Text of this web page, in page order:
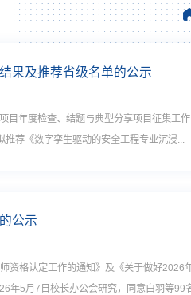
果及推荐省级名单的公示
年度检查、结题与典型分享项目征集工
荐《数字孪生驱动的安全工程专业沉浸...
公示
格认定工作的通知》及《关于做好2026
年5月7日校长办公会研究，同意白羽等99